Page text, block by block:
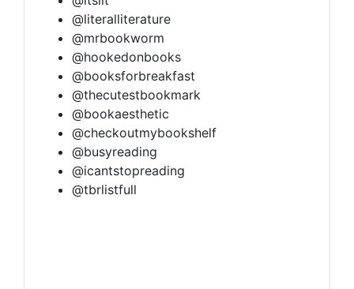
@literalliterature
@mrbookworm
@hookedonbooks
@booksforbreakfast
@thecutestbookmark
@bookaesthetic
@checkoutmybookshelf
@busyreading
@icantstopreading
@tbrlistfull